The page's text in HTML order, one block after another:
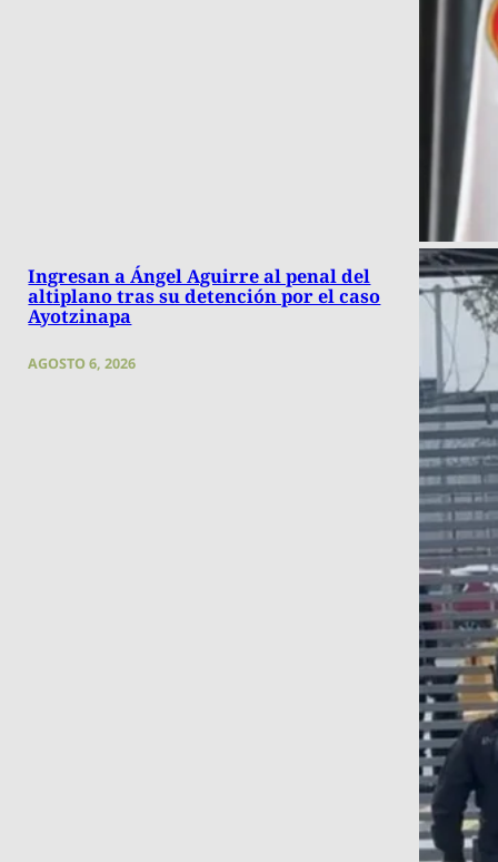
Ingresan a Ángel Aguirre al penal del
altiplano tras su detención por el caso
Ayotzinapa
AGOSTO 6, 2026